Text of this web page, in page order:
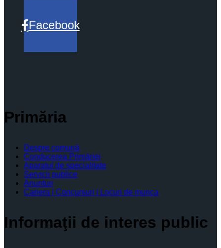
Facebook
Primăria
Despre comună
Conducerea Primăriei
Aparatul de specialitate
Servicii publice
Anunturi
Cariera | Concursuri | Locuri de munca
Informaţii de interes public